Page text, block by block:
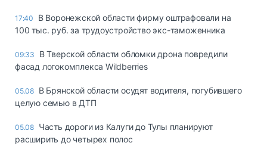
17:40
В Воронежской области фирму оштрафовали на
100 тыс. руб. за трудоустройство экс-таможенника
09:33
В Тверской области обломки дрона повредили
фасад логокомплекса Wildberries
05.08 В Брянской области осудят водителя, погубившего
целую семью в ДТП
05.08 Часть дороги из Калуги до Тулы планируют
расширить до четырех полос